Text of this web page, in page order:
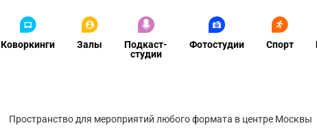
Коворкинги Залы
Подкаст-
студии
Фотостудии Спорт
Пространство для мероприятий любого формата в центре Москвы